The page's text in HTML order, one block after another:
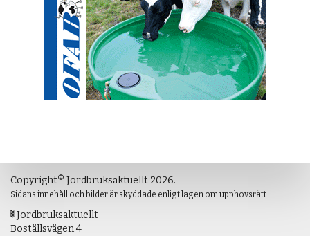
Copyright© Jordbruksaktuellt 2026.
Sidans innehåll och bilder är skyddade enligt lagen om upphovsrätt.
Jordbruksaktuellt
Boställsvägen 4